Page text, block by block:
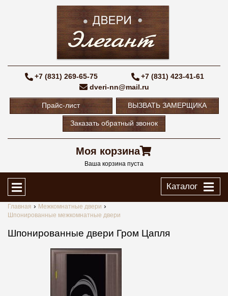
+7 (831) 269-65-75
+7 (831) 423-41-61
dveri-nn@mail.ru
Прайс-лист ВЫЗВАТЬ ЗАМЕРЩИКА
Заказать обратный звонок
Моя корзина
Ваша корзина пуста
Каталог
Главная
Межкомнатные двери
Шпонированные межкомнатные двери
Шпонированные двери Гром Цапля